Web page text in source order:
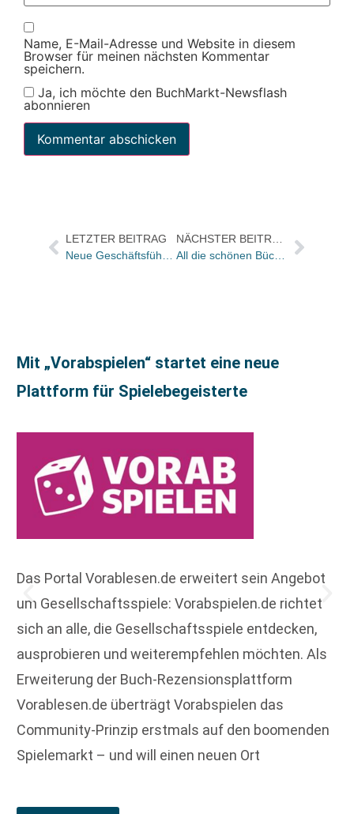
Name, E-Mail-Adresse und Website in diesem
Browser für meinen nächsten Kommentar
speichern.
Ja, ich möchte den BuchMarkt-Newsflash
abonnieren
LETZTER BEITRAG
Mit „Vorabspielen“ startet eine neue
Plattform für Spielebegeisterte
Das Portal Vorablesen.de erweitert sein Angebot
um Gesellschaftsspiele: Vorabspielen.de richtet
sich an alle, die Gesellschaftsspiele entdecken,
ausprobieren und weiterempfehlen möchten. Als
Erweiterung der Buch-Rezensionsplattform
Vorablesen.de überträgt Vorabspielen das
Community-Prinzip erstmals auf den boomenden
Spielemarkt – und will einen neuen Ort